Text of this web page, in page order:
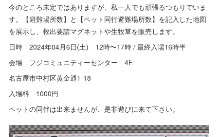
今のところ未定ではありますが、私一人でも頑張るつもりでいま
す。【避難場所数】と【ペット同行避難場所数】を記入した地図
を展示し、救出要請マグネットや生牧草を販売します。
日時 2024年04月6日(土) 12時〜17時 / 最終入場16時半
会場 フジコミュニティーセンター 4F
名古屋市中村区黄金通1-18
入場料 1000円
ペットの同伴は出来ませんが、是非遊びに来て下さい。